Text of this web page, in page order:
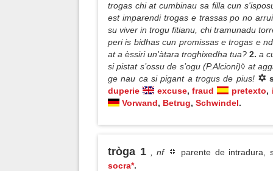
trogas chi at cumbinau sa filla cun
est imparendi trogas e trassas po no
su viver in trogu fitianu, chi tramunadu
peri is bidhas cun promissas e trogas e
at a èssiri un'àtara troghixedha tua? 2. a
si pistat s’ossu de s’ogu (P.Alcioni)◊ at
ge nau ca si pigant a trogus de pius!
duperie
excuse, fraud pretexto,
Vorwand, Betrug, Schwindel.
tròga 1 , nf
parente de
socra*.